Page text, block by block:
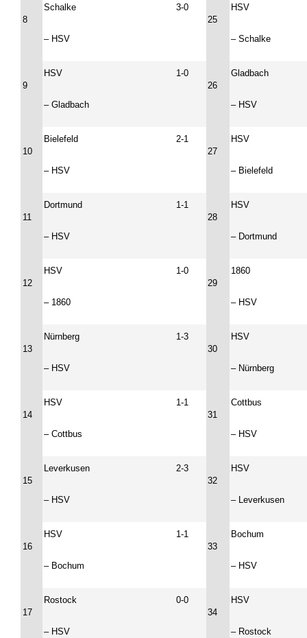
8
Schalke
– HSV
3-0
25
HSV
– Schalke
9
HSV
– Gladbach
1-0
26
Gladbach
– HSV
10
Bielefeld
– HSV
2-1
27
HSV
– Bielefeld
11
Dortmund
– HSV
1-1
28
HSV
– Dortmund
12
HSV
– 1860
1-0
29
1860
– HSV
13
Nürnberg
– HSV
1-3
30
HSV
– Nürnberg
14
HSV
– Cottbus
1-1
31
Cottbus
– HSV
15
Leverkusen
– HSV
2-3
32
HSV
– Leverkusen
16
HSV
– Bochum
1-1
33
Bochum
– HSV
17
Rostock
– HSV
0-0
34
HSV
– Rostock